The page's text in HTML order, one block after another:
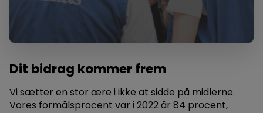
Dit bidrag kommer frem
Vi sætter en stor ære i ikke at sidde på midlerne.
Vores formålsprocent var i 2022 år 84 procent,